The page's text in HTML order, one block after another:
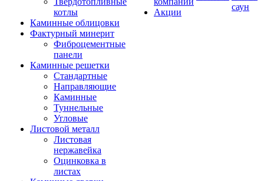
котлы
Каминные облицовки
Фактурный минерит
Фиброцементные
панели
Каминные решетки
Стандартные
Направляющие
Каминные
Туннельные
Угловые
Листовой металл
Листовая
нержавейка
Оцинковка в
листах
Акции
саун